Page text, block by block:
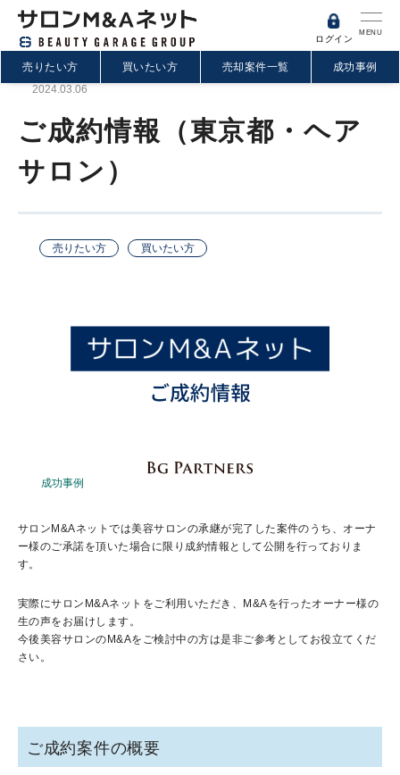
MENU
ログイン
売りたい方 買いたい方 売却案件一覧
成功事例
2024.03.06
ご成約情報（東京都・ヘア
サロン）
売りたい方 買いたい方
成功事例
サロンM&Aネットでは美容サロンの承継が完了した案件のうち、オーナ
ー様のご承諾を頂いた場合に限り成約情報として公開を行っておりま
す。
実際にサロンM&Aネットをご利用いただき、M&Aを行ったオーナー様の
生の声をお届けします。
今後美容サロンのM&Aをご検討中の方は是非ご参考としてお役立てくだ
さい。
ご成約案件の概要